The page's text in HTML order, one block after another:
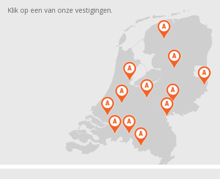
Klik op een van onze vestigingen.